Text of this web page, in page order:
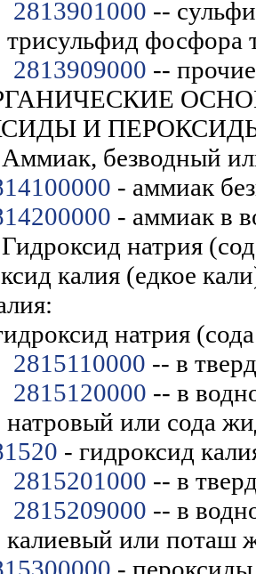
2813901000 --
трисульфид фосфора
2813909000 -- прочие
И
Аммиак, безводный
- аммиак
- аммиак в
Гидроксид натрия
калия (едкое
натрия
2815110000 -- в
2815120000 -- в
натровый или сода
- гидроксид
2815201000 -- в
2815209000 -- в
калиевый или поташ